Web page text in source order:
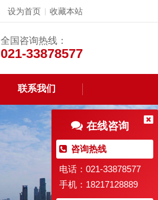
设为首页 收藏本站
全国咨询热线：
021-33878577
联系我们
在线咨询
咨询热线
电话：021-33878577
手机：18217128889